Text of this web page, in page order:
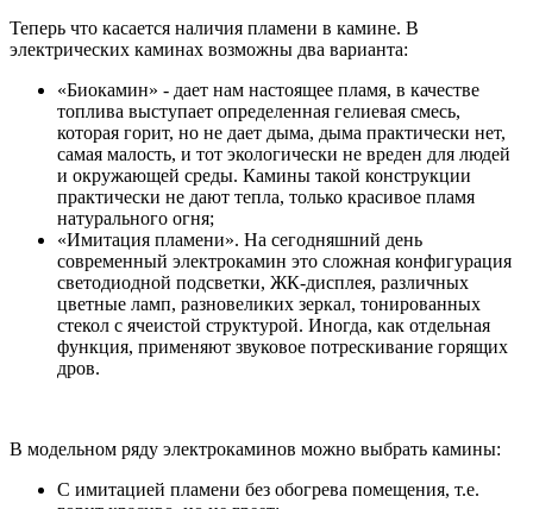
Теперь что касается наличия пламени в камине. В
электрических каминах возможны два варианта:
«Биокамин» - дает нам настоящее пламя, в качестве
топлива выступает определенная гелиевая смесь,
которая горит, но не дает дыма, дыма практически нет,
самая малость, и тот экологически не вреден для людей
и окружающей среды. Камины такой конструкции
практически не дают тепла, только красивое пламя
натурального огня;
«Имитация пламени». На сегодняшний день
современный электрокамин это сложная конфигурация
светодиодной подсветки, ЖК-дисплея, различных
цветные ламп, разновеликих зеркал, тонированных
стекол с ячеистой структурой. Иногда, как отдельная
функция, применяют звуковое потрескивание горящих
дров.
В модельном ряду электрокаминов можно выбрать камины:
С имитацией пламени без обогрева помещения, т.е.